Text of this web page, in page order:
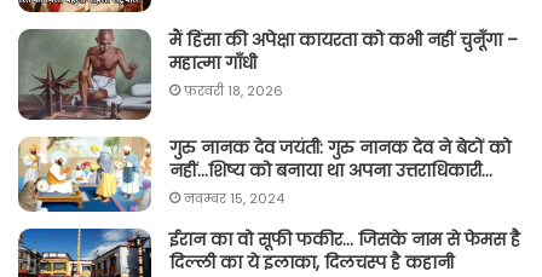
मैं हिंसा की अपेक्षा कायरता को कभी नहीं चुनूँगा –
महात्मा गाँधी
फ़रवरी 18, 2026
गुरु नानक देव जयंती: गुरु नानक देव ने बेटों को
नहीं…शिष्य को बनाया था अपना उत्तराधिकारी…
नवम्बर 15, 2024
ईरान का वो सूफी फकीर… जिसके नाम से फेमस है
दिल्ली का ये इलाका, दिलचस्प है कहानी